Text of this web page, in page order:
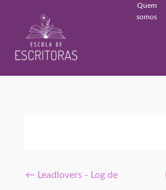
Quem
somos
← Leadlovers - Log de